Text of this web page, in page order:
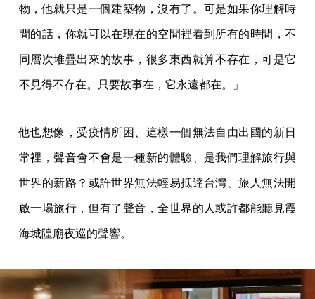
物，他就只是一個建築物，沒有了。可是如果你理解時
間的話，你就可以在現在的空間裡看到所有的時間，不
同層次堆疊出來的故事，很多東西就算不存在，可是它
不見得不存在。只要故事在，它永遠都在。」
他也想像，受疫情所困、這樣一個無法自由出國的新日
常裡，聲音會不會是一種新的體驗、是我們理解旅行與
世界的新路？或許世界無法輕易抵達台灣、旅人無法開
啟一場旅行，但有了聲音，全世界的人或許都能聽見霞
海城隍廟夜巡的聲響。